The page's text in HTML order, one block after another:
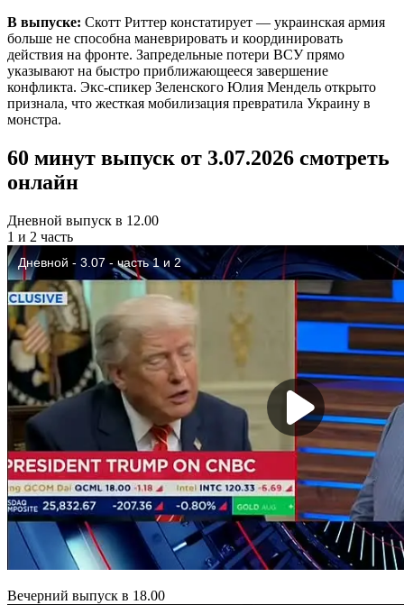
В выпуске: Скотт Риттер констатирует — украинская армия
больше не способна маневрировать и координировать
действия на фронте. Запредельные потери ВСУ прямо
указывают на быстро приближающееся завершение
конфликта. Экс-спикер Зеленского Юлия Мендель открыто
признала, что жесткая мобилизация превратила Украину в
монстра.
60 минут выпуск от 3.07.2026 смотреть
онлайн
Дневной выпуск в 12.00
1 и 2 часть
Вечерний выпуск в 18.00